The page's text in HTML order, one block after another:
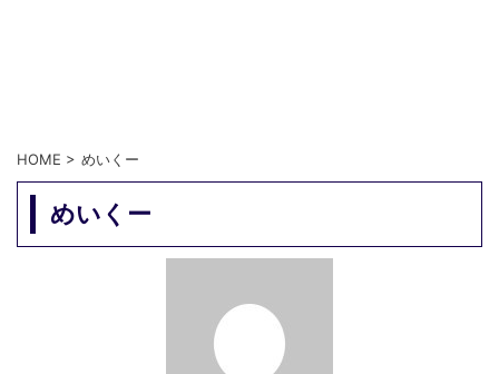
HOME > めいくー
めいくー